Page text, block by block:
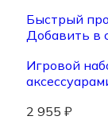
Быстрый
Добавить в
Игровой
2 955 ₽